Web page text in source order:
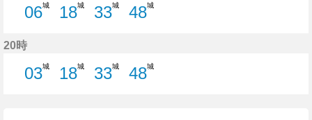
06城
18城
33城
48城
20時
03城
18城
33城
48城